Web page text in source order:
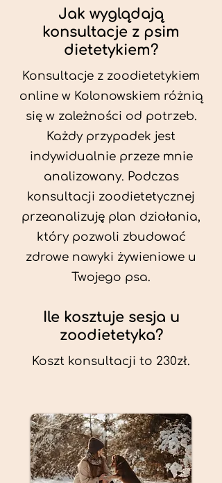
Jak wyglądają
konsultacje z psim
dietetykiem?
Konsultacje z zoodietetykiem
online w Kolonowskiem różnią
się w zależności od potrzeb.
Każdy przypadek jest
indywidualnie przeze mnie
analizowany. Podczas
konsultacji zoodietetycznej
przeanalizuję plan działania,
który pozwoli zbudować
zdrowe nawyki żywieniowe u
Twojego psa.
Ile kosztuje sesja u
zoodietetyka?
Koszt konsultacji to 230zł.